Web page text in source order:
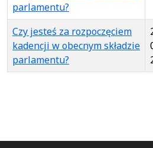
parlamentu?
Czy jesteś za rozpoczęciem
kadencji w obecnym składzie
parlamentu?